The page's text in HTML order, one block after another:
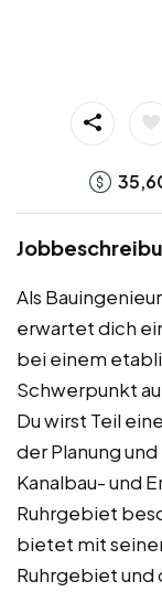
Als
erwartet dich
bei einem
Schwerpunkt
Du wirst Teil
der Planung
Kanalbau- und
Ruhrgebiet
bietet mit
Ruhrgebiet und